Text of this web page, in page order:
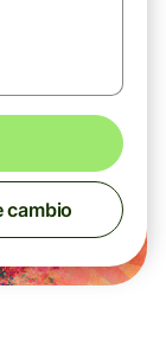
cambio